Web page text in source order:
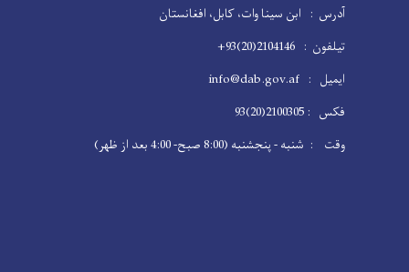
آدرس : ابن سینا وات، کابل، افغانستان
تیلفون : 2104146(20)93+
ایمیل : info@dab.gov.af
فکس : 2100305(20)93
وقت : شنبه - پنجشنبه (8:00 صبح- 4:00 بعد از ظهر)